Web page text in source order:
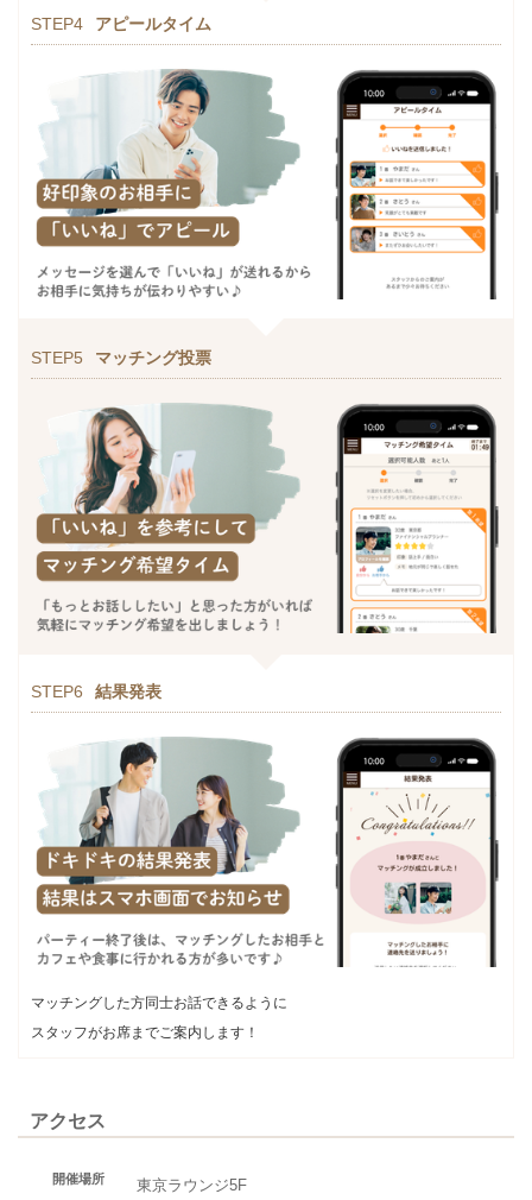
STEP4 アピールタイム
STEP5 マッチング投票
STEP6 結果発表
マッチングした方同士お話できるように
スタッフがお席までご案内します！
アクセス
開催場所
東京ラウンジ5F